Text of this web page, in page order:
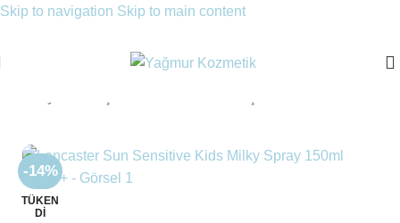
Skip to navigation Skip to main content
-14%
TÜKEN
DI